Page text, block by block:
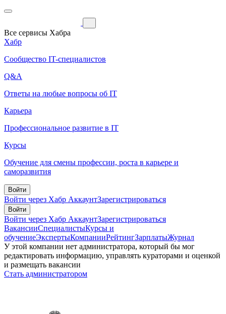
Все сервисы Хабра
Хабр
Сообщество IT-специалистов
Q&A
Ответы на любые вопросы об IT
Карьера
Профессиональное развитие в IT
Курсы
Обучение для смены профессии, роста в карьере и
саморазвития
Войти
Войти через Хабр АккаунтЗарегистрироваться
Войти
Войти через Хабр АккаунтЗарегистрироваться
ВакансииСпециалистыКурсы и
обучениеЭкспертыКомпанииРейтингЗарплатыЖурнал
У этой компании нет администратора, который бы мог
редактировать информацию, управлять кураторами и оценкой
и размещать вакансии
Стать администратором